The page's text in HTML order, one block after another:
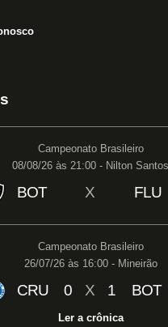
Campeonato Brasileiro
08/08/26 às 21:00 - Nilton Santos
BOT X FLU
Campeonato Brasileiro
26/07/26 às 16:00 - Mineirão
CRU 0 X 1 BOT
Ler a crônica